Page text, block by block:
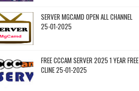
SERVER MGCAMD OPEN ALL CHANNEL
25-01-2025
FREE CCCAM SERVER 2025 1 YEAR FREE
CLINE 25-01-2025